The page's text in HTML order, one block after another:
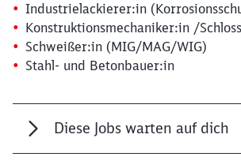
Industrielackierer:in
Konstruktionsmechaniker:in /
Schweißer:in (MIG/MAG/WIG)
Stahl- und Betonbauer:in
Diese Jobs warten auf dich